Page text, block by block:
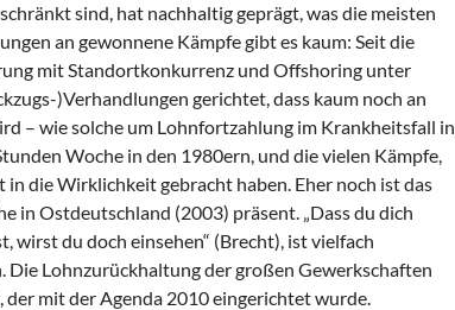
sind, hat nachhaltig geprägt, was die meisten
an gewonnene Kämpfe gibt es kaum: Seit die
mit Standortkonkurrenz und Offshoring unter
)Verhandlungen gerichtet, dass kaum noch an
– wie solche um Lohnfortzahlung im Krankheitsfall in
Woche in den 1980ern, und die vielen Kämpfe,
die Wirklichkeit gebracht haben. Eher noch ist das
in Ostdeutschland (2003) präsent. „Dass du dich
wirst du doch einsehen“ (Brecht), ist vielfach
Lohnzurückhaltung der großen Gewerkschaften
mit der Agenda 2010 eingerichtet wurde.